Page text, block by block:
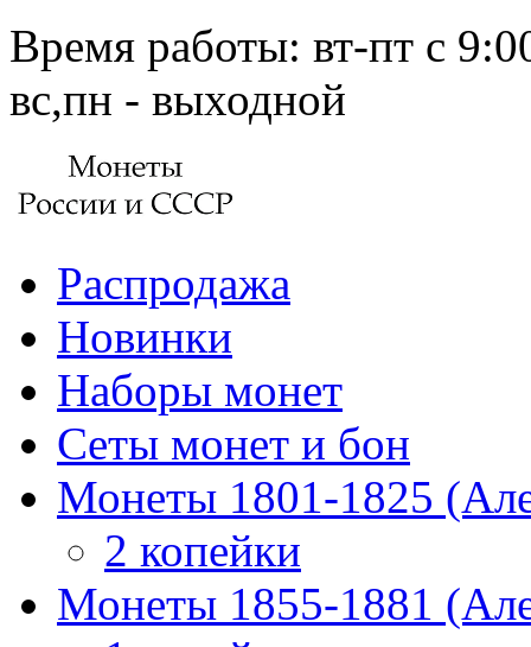
Время работы: вт-пт с
вс,пн - выходной
Распродажа
Новинки
Наборы монет
Сеты монет и бон
Монеты 1801-1825
2 копейки
Монеты 1855-1881